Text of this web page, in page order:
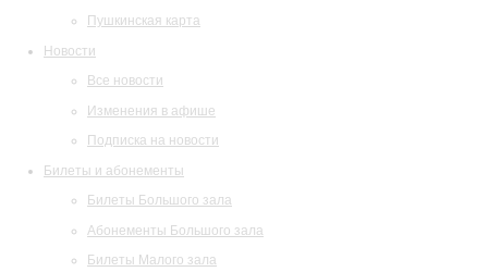
Пушкинская карта
Новости
Все новости
Изменения в афише
Подписка на новости
Билеты и абонементы
Билеты Большого зала
Абонементы Большого зала
Билеты Малого зала